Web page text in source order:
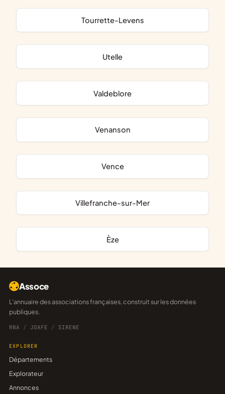
Tourrette-Levens
Utelle
Valdeblore
Venanson
Vence
Villefranche-sur-Mer
Èze
Assoce
L'annuaire des associations françaises, construit sur les données
publiques.
RNA / JOAFE / SIRENE
EXPLORER
Départements
Explorateur
Annonces